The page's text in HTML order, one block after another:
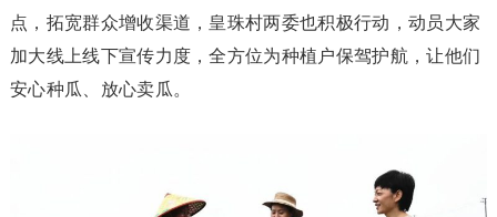
点，拓宽群众增收渠道，皇珠村两委也积极行动，动员大家
加大线上线下宣传力度，全方位为种植户保驾护航，让他们
安心种瓜、放心卖瓜。